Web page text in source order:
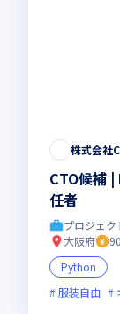
株式会社
CTO候補
任者
プロジェク
大阪府
Python
服装自由